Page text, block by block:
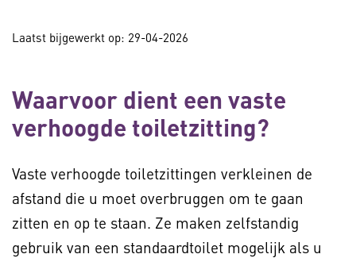
Laatst bijgewerkt op: 29-04-2026
Waarvoor dient een vaste
verhoogde toiletzitting?
Vaste verhoogde toiletzittingen verkleinen de
afstand die u moet overbruggen om te gaan
zitten en op te staan. Ze maken zelfstandig
gebruik van een standaardtoilet mogelijk als u